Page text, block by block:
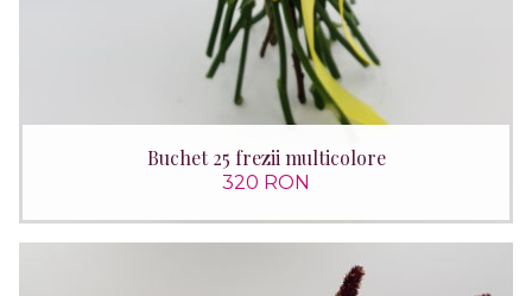
Buchet 25 frezii multicolore
320 RON